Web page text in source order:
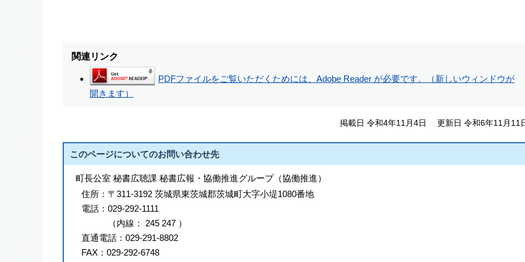
関連リンク
PDFファイルをご覧いただくためには、Adobe Reader が必要です。（新しいウィンドウが
開きます）
掲載日 令和4年11月4日 更新日 令和6年11月11
このページについてのお問い合わせ先
町長公室 秘書広聴課 秘書広報・協働推進グループ（協働推進）
住所： 〒311-3192 茨城県東茨城郡茨城町大字小堤1080番地
電話： 029-292-1111
（内線 ： 245 247 ）
直通電話： 029-291-8802
FAX： 029-292-6748